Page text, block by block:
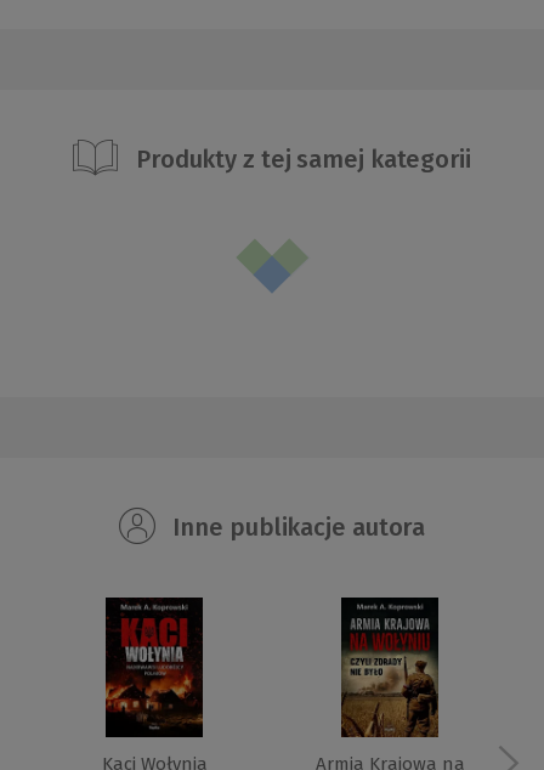
Produkty z tej samej kategorii
Inne publikacje autora
Kaci Wołynia
Armia Krajowa na